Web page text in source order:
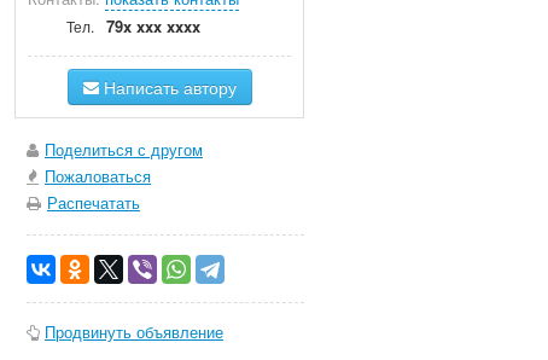
Тел. 79x xxx xxxx
Написать автору
Поделиться с другом
Пожаловаться
Распечатать
Продвинуть объявление